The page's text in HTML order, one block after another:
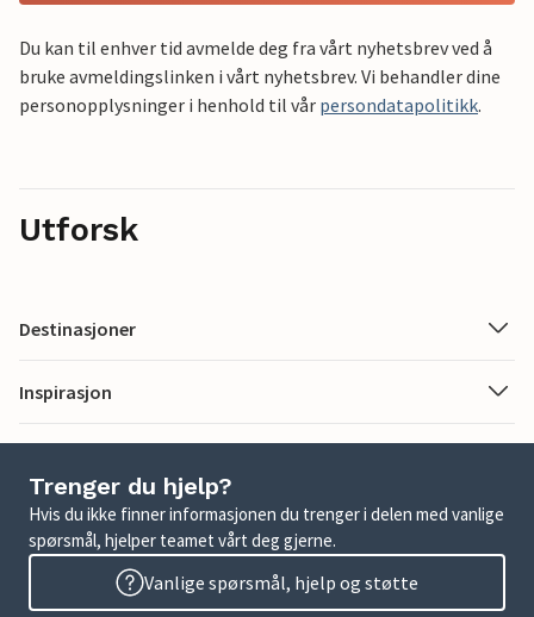
Du kan til enhver tid avmelde deg fra vårt nyhetsbrev ved å
bruke avmeldingslinken i vårt nyhetsbrev. Vi behandler dine
personopplysninger i henhold til vår persondatapolitikk.
Utforsk
Destinasjoner
Inspirasjon
Trenger du hjelp?
Hvis du ikke finner informasjonen du trenger i delen med vanlige
spørsmål, hjelper teamet vårt deg gjerne.
Vanlige spørsmål, hjelp og støtte